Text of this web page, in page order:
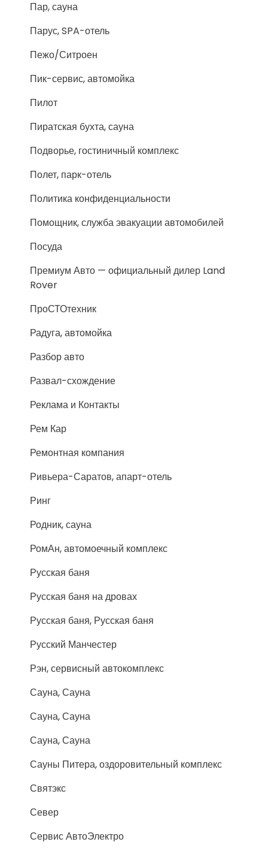
Пар, сауна
Парус, SPA-отель
Пежо/Ситроен
Пик-сервис, автомойка
Пилот
Пиратская бухта, сауна
Подворье, гостиничный комплекс
Полет, парк-отель
Политика конфиденциальности
Помощник, служба эвакуации автомобилей
Посуда
Премиум Авто — официальный дилер Land
Rover
ПроСТОтехник
Радуга, автомойка
Разбор авто
Развал-схождение
Реклама и Контакты
Рем Кар
Ремонтная компания
Ривьера-Саратов, апарт-отель
Ринг
Родник, сауна
РомАн, автомоечный комплекс
Русская баня
Русская баня на дровах
Русская баня, Русская баня
Русский Манчестер
Рэн, сервисный автокомплекс
Сауна, Сауна
Сауна, Сауна
Сауна, Сауна
Сауны Питера, оздоровительный комплекс
Святэкс
Север
Сервис АвтоЭлектро